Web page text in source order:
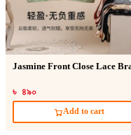
Jasmine Front Close Lace
৳ ৪৯০
Add to cart